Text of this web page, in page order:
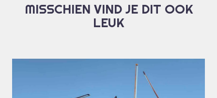
MISSCHIEN VIND JE DIT OOK
LEUK